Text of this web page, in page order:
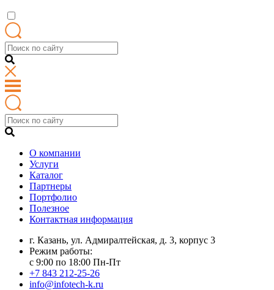
О компании
Услуги
Каталог
Партнеры
Портфолио
Полезное
Контактная информация
г. Казань, ул. Адмиралтейская, д. 3, корпус 3
Режим работы:
с 9:00 по 18:00 Пн-Пт
+7 843 212-25-26
info@infotech-k.ru